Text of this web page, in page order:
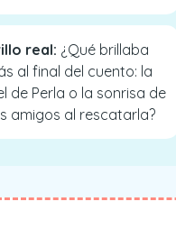
real: ¿Qué brillaba
al final del cuento: la
de Perla o la sonrisa de
amigos al rescatarla?